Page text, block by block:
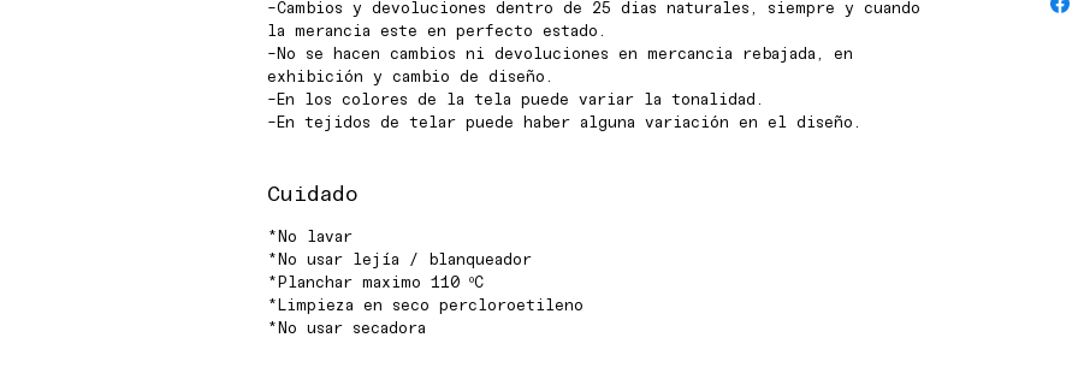
-Cambios y devoluciones dentro de 25 dias naturales, siempre y cuando
la merancia este en perfecto estado.
-No se hacen cambios ni devoluciones en mercancia rebajada, en
exhibición y cambio de diseño.
-En los colores de la tela puede variar la tonalidad.
-En tejidos de telar puede haber alguna variación en el diseño.
Cuidado
*No lavar
*No usar lejía / blanqueador
*Planchar maximo 110 ºC
*Limpieza en seco percloroetileno
*No usar secadora